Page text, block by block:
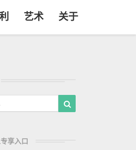
艺术 关于
享入口